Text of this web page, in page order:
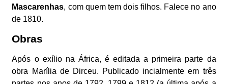
Mascarenhas, com quem tem dois filhos. Falece no ano
de 1810.
Obras
Após o exílio na África, é editada a primeira parte da
obra Marília de Dirceu. Publicado incialmente em três